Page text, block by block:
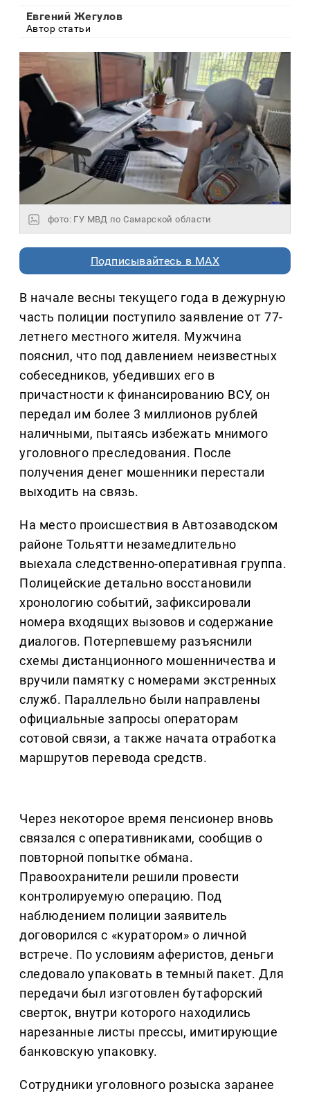
Евгений Жегулов
Автор статьи
фото: ГУ МВД по Самарской области
Подписывайтесь в MAX
В начале весны текущего года в дежурную
часть полиции поступило заявление от 77-
летнего местного жителя. Мужчина
пояснил, что под давлением неизвестных
собеседников, убедивших его в
причастности к финансированию ВСУ, он
передал им более 3 миллионов рублей
наличными, пытаясь избежать мнимого
уголовного преследования. После
получения денег мошенники перестали
выходить на связь.
На место происшествия в Автозаводском
районе Тольятти незамедлительно
выехала следственно-оперативная группа.
Полицейские детально восстановили
хронологию событий, зафиксировали
номера входящих вызовов и содержание
диалогов. Потерпевшему разъяснили
схемы дистанционного мошенничества и
вручили памятку с номерами экстренных
служб. Параллельно были направлены
официальные запросы операторам
сотовой связи, а также начата отработка
маршрутов перевода средств.
Через некоторое время пенсионер вновь
связался с оперативниками, сообщив о
повторной попытке обмана.
Правоохранители решили провести
контролируемую операцию. Под
наблюдением полиции заявитель
договорился с «куратором» о личной
встрече. По условиям аферистов, деньги
следовало упаковать в темный пакет. Для
передачи был изготовлен бутафорский
сверток, внутри которого находились
нарезанные листы прессы, имитирующие
банковскую упаковку.
Сотрудники уголовного розыска заранее